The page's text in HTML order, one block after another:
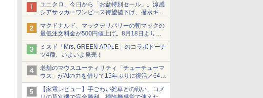
ユニクロ、今日から「お盆特別セール」。涼感
シアサッカーワンピース待望値下げ、撥水ギア
ショーツは1990円に
マクドナルド、マックデリバリーの朝マックの
最低注文料金が500円値上げ。8月18日より
1,500円から受付
ミスド「Mrs. GREEN APPLE」のコラボドーナ
ツ4種、いよいよ発売！
老舗のマウスユーティリティ「チューチューマ
ウス」がAIの力を借りて15年ぶりに復活／64bit
化、Windows 10/11、「Chrome」も走り回
る。復活記念で2026年末まで500円
【家電レビュー】手ごわい雑草との戦い、コメ